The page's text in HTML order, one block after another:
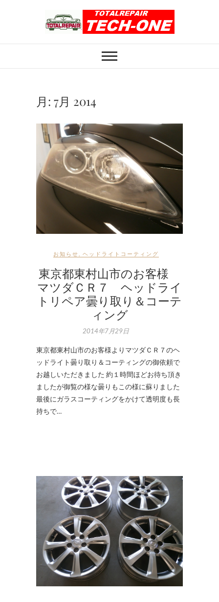
ホイール修理のト
ータルリペアテッ
月: 7月 2014
お知らせ ヘッドライトコーティング
東京都東村山市のお客様
マツダＣＲ７ ヘッドライ
トリペア曇り取り＆コーテ
ィング
2014年7月29日
東京都東村山市のお客様よりマツダＣＲ７のヘ
ッドライト曇り取り＆コーティングの御依頼で
お越しいただきました 約１時間ほどお待ち頂き
ましたが御覧の様な曇りもこの様に蘇りました
最後にガラスコーティングをかけて透明度も長
持ちで…